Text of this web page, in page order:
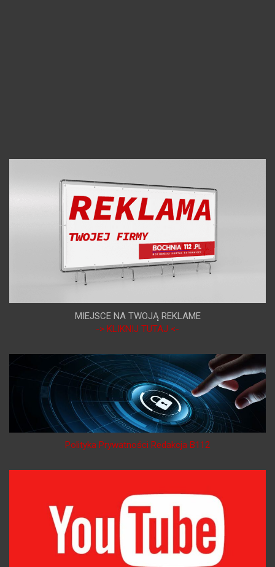
MIEJSCE NA TWOJĄ REKLAME
-> KLIKNIJ TUTAJ <-
Polityka Prywatności Redakcja B112